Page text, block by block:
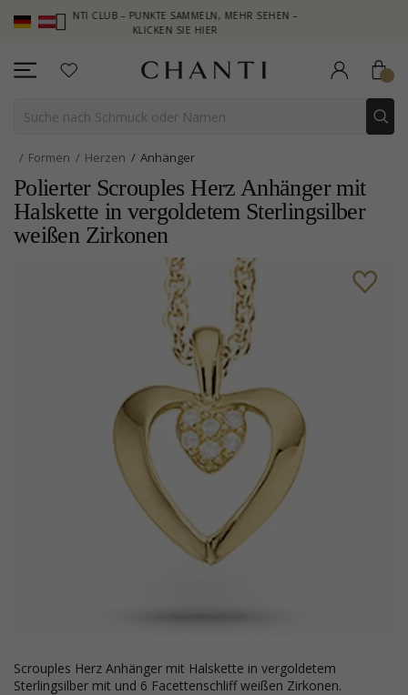
CHANTI CLUB – PUNKTE SAMMELN, MEHR SEHEN –
KLICKEN SIE HIER
Formen Herzen Anhänger
Polierter Scrouples Herz Anhänger mit
Halskette in vergoldetem Sterlingsilber
weißen Zirkonen
Scrouples Herz Anhänger mit Halskette in vergoldetem
Sterlingsilber mit und 6 Facettenschliff weißen Zirkonen.